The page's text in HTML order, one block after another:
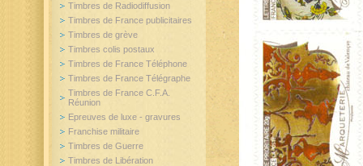
Timbres de Radiodiffusion
Timbres de France publicitaires
Timbres de grève
Timbres colis postaux
Timbres de France Téléphone
Timbres de France Télégraphe
Timbres de France C.F.A.
Réunion
Epreuves de luxe - gravures
Franchise militaire
Timbres de Guerre
Timbres de Libération